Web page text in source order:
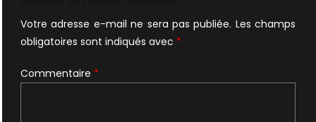
Votre adresse e-mail ne sera pas publiée. Les champs
obligatoires sont indiqués avec *
Commentaire *